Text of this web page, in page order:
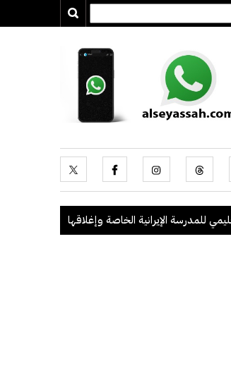
الإيرانية الخاصة وإغلاقها . "الداخلية": ضبط 56 مخالفاً في حملة أمنية مشتركة بالتعاون مع "القوى العاملة"